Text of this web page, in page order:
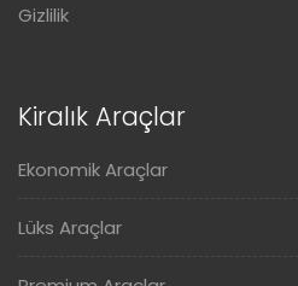
Gizlilik
Kiralık Araçlar
Ekonomik Araçlar
Lüks Araçlar